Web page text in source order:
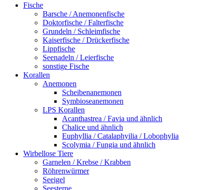
Fische
Barsche / Anemonenfische
Doktorfische / Falterfische
Grundeln / Schleimfische
Kaiserfische / Drückerfische
Lippfische
Seenadeln / Leierfische
sonstige Fische
Korallen
Anemonen
Scheibenanemonen
Symbioseanemonen
LPS Korallen
Acanthastrea / Favia und ähnlich
Chalice und ähnlich
Euphyllia / Catalaphyilia / Lobophylia
Scolymia / Fungia und ähnlich
Wirbellose Tiere
Garnelen / Krebse / Krabben
Röhrenwürmer
Seeigel
Seesterne